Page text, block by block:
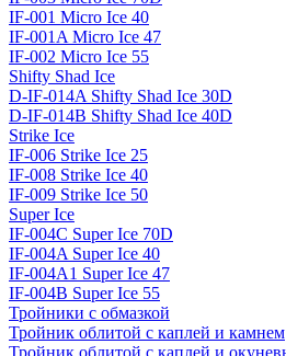
IF-001 Micro Ice 40
IF-001A Micro Ice 47
IF-002 Micro Ice 55
Shifty Shad Ice
D-IF-014A Shifty Shad Ice 30D
D-IF-014B Shifty Shad Ice 40D
Strike Ice
IF-006 Strike Ice 25
IF-008 Strike Ice 40
IF-009 Strike Ice 50
Super Ice
IF-004C Super Ice 70D
IF-004A Super Ice 40
IF-004A1 Super Ice 47
IF-004B Super Ice 55
Тройники с обмазкой
Тройник облитой с каплей и камнем
Тройник облитой с каплей и